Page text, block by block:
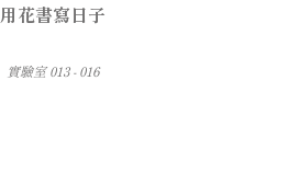
用花書寫日子
實驗室 013 - 016